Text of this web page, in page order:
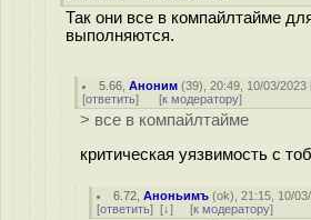
Так они все в компайлтайме
выполняются.
5.66 ,Аноним (39), 20:49, 10/03/2023
[ответить] [к модератору]
> все в компайлтайме
критическая уязвимость с
6.72 ,Аноньимъ (ok), 21:15, 10/
[ответить] [↓] [к модератору]